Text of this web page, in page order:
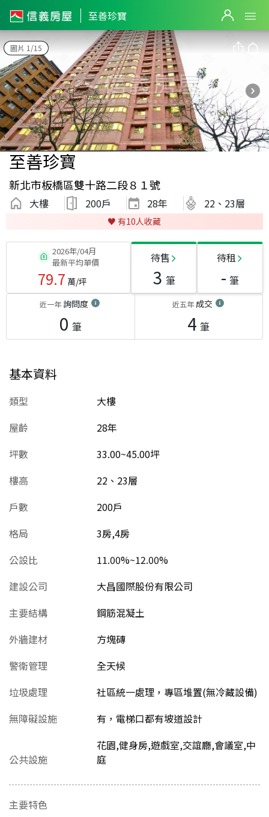
至善珍寶
圖片 1/15
至善珍寶
新北市板橋區雙十路二段８１號
大樓 200戶 28年 22、23層
♥️ 有10人收藏
2026年/04月
最新平均單價
79.7 萬/坪
待售
3 筆
待租
- 筆
近一年詢問度
0 筆
近五年成交
4 筆
基本資料
類型
大樓
屋齡
28年
坪數
33.00~45.00坪
樓高
22、23層
戶數
200戶
格局
3房,4房
公設比
11.00%~12.00%
建設公司
大昌國際股份有限公司
主要結構
鋼筋混凝土
外牆建材
方塊磚
警衛管理
全天候
垃圾處理
社區統一處理，專區堆置(無冷藏設備)
無障礙設施
有，電梯口都有坡道設計
公共設施
花園,健身房,遊戲室,交誼廳,會議室,中
庭
主要特色